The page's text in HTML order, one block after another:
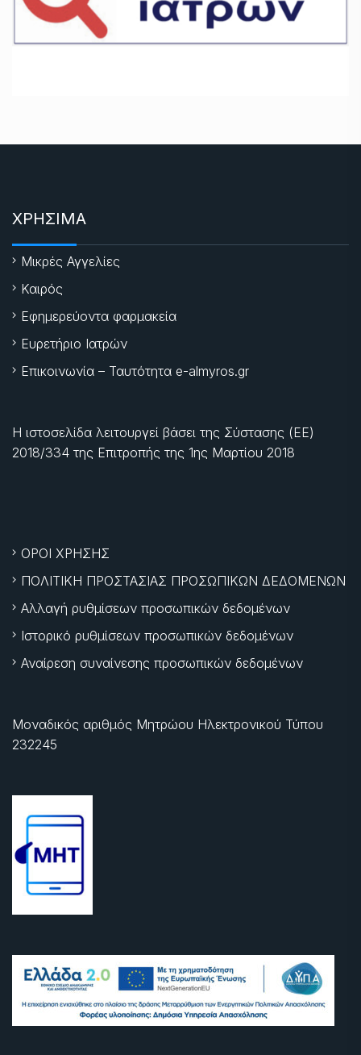
ΧΡΗΣΙΜΑ
Μικρές Αγγελίες
Καιρός
Εφημερεύοντα φαρμακεία
Ευρετήριο Ιατρών
Επικοινωνία – Ταυτότητα e-almyros.gr
Η ιστοσελίδα λειτουργεί βάσει της Σύστασης (ΕΕ)
2018/334 της Επιτροπής της 1ης Μαρτίου 2018
ΟΡΟΙ ΧΡΗΣΗΣ
ΠΟΛΙΤΙΚΗ ΠΡΟΣΤΑΣΙΑΣ ΠΡΟΣΩΠΙΚΩΝ ΔΕΔΟΜΕΝΩΝ
Αλλαγή ρυθμίσεων προσωπικών δεδομένων
Ιστορικό ρυθμίσεων προσωπικών δεδομένων
Αναίρεση συναίνεσης προσωπικών δεδομένων
Μοναδικός αριθμός Μητρώου Ηλεκτρονικού Τύπου
232245